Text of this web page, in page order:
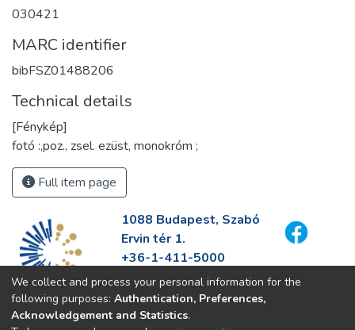
030421
MARC identifier
bibFSZ01488206
Technical details
[Fénykép]
fotó :,poz., zsel. ezüst, monokróm ;
Full item page
1088 Budapest, Szabó
Ervin tér 1.
+36-1-411-5000
info@fszek.hu
https://fszek.hu
We collect and process your personal information for the
following purposes: Authentication, Preferences,
Acknowledgement and Statistics.